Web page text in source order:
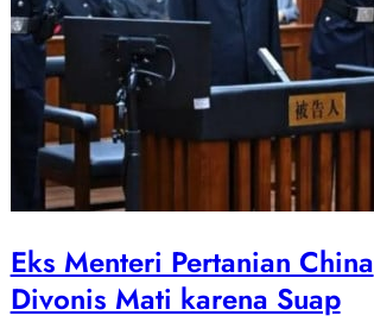
Eks Menteri Pertanian China
Divonis Mati karena Suap